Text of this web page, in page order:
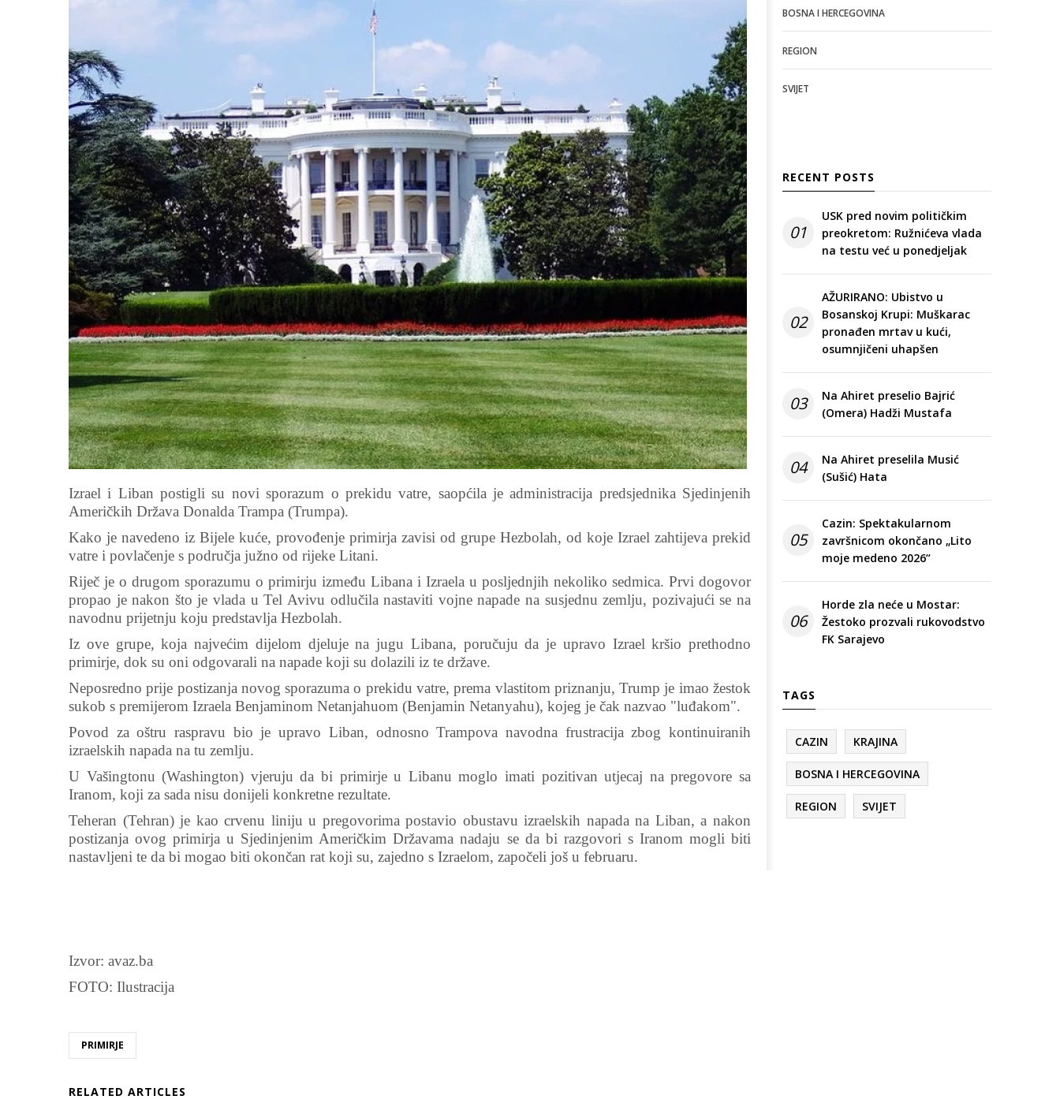
Izrael i Liban postigli su novi sporazum o prekidu vatre, saopćila je administracija predsjednika Sjedinjenih
Američkih Država Donalda Trampa (Trumpa).
Kako je navedeno iz Bijele kuće, provođenje primirja zavisi od grupe Hezbolah, od koje Izrael zahtijeva prekid
vatre i povlačenje s područja južno od rijeke Litani.
Riječ je o drugom sporazumu o primirju između Libana i Izraela u posljednjih nekoliko sedmica. Prvi dogovor
propao je nakon što je vlada u Tel Avivu odlučila nastaviti vojne napade na susjednu zemlju, pozivajući se na
navodnu prijetnju koju predstavlja Hezbolah.
Iz ove grupe, koja najvećim dijelom djeluje na jugu Libana, poručuju da je upravo Izrael kršio prethodno
primirje, dok su oni odgovarali na napade koji su dolazili iz te države.
Neposredno prije postizanja novog sporazuma o prekidu vatre, prema vlastitom priznanju, Trump je imao žestok
sukob s premijerom Izraela Benjaminom Netanjahuom (Benjamin Netanyahu), kojeg je čak nazvao "luđakom".
Povod za oštru raspravu bio je upravo Liban, odnosno Trampova navodna frustracija zbog kontinuiranih
izraelskih napada na tu zemlju.
U Vašingtonu (Washington) vjeruju da bi primirje u Libanu moglo imati pozitivan utjecaj na pregovore sa
Iranom, koji za sada nisu donijeli konkretne rezultate.
Teheran (Tehran) je kao crvenu liniju u pregovorima postavio obustavu izraelskih napada na Liban, a nakon
postizanja ovog primirja u Sjedinjenim Američkim Državama nadaju se da bi razgovori s Iranom mogli biti
nastavljeni te da bi mogao biti okončan rat koji su, zajedno s Izraelom, započeli još u februaru.
Izvor: avaz.ba
FOTO: Ilustracija
PRIMIRJE
RELATED ARTICLES
BOSNA I HERCEGOVINA
REGION
SVIJET
RECENT POSTS
01
USK pred novim političkim
preokretom: Ružnićeva vlada
na testu već u ponedjeljak
02
AŽURIRANO: Ubistvo u
Bosanskoj Krupi: Muškarac
pronađen mrtav u kući,
osumnjičeni uhapšen
03
Na Ahiret preselio Bajrić
(Omera) Hadži Mustafa
04
Na Ahiret preselila Musić
(Sušić) Hata
05
Cazin: Spektakularnom
završnicom okončano „Lito
moje medeno 2026“
06
Horde zla neće u Mostar:
Žestoko prozvali rukovodstvo
FK Sarajevo
TAGS
CAZIN KRAJINA
BOSNA I HERCEGOVINA
REGION SVIJET